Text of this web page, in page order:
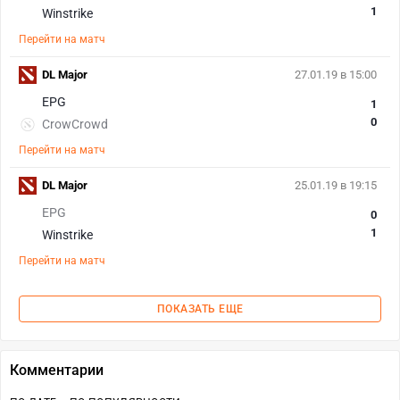
Winstrike 1
Перейти на матч
27.01.19 в 15:00
EPG
CrowCrowd
1
0
Перейти на матч
DL Major
25.01.19 в 19:15
EPG
Winstrike
0
1
Перейти на матч
DL Major
ПОКАЗАТЬ ЕЩЕ
Комментарии